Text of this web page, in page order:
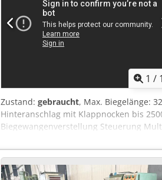
1 /
Zustand: gebraucht, Max. Biegelänge:
Hinteranschlag mit Klappnocken bis
Biegewangenverstellung Steuerung
automatischer Werkzeugklemmung
5800 kg